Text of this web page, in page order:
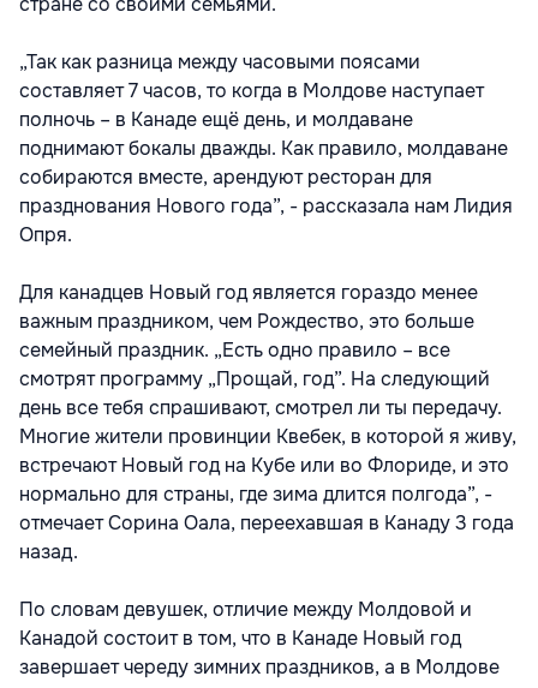
„Так как разница между часовыми поясами
составляет 7 часов, то когда в Молдове наступает
полночь – в Канаде ещё день, и молдаване
поднимают бокалы дважды. Как правило, молдаване
собираются вместе, арендуют ресторан для
празднования Нового года”, - рассказала нам Лидия
Опря.
Для канадцев Новый год является гораздо менее
важным праздником, чем Рождество, это больше
семейный праздник. „Есть одно правило – все
смотрят программу „Прощай, год”. На следующий
день все тебя спрашивают, смотрел ли ты передачу.
Многие жители провинции Квебек, в которой я живу,
встречают Новый год на Кубе или во Флориде, и это
нормально для страны, где зима длится полгода”, -
отмечает Сорина Оала, переехавшая в Канаду 3 года
назад.
По словам девушек, отличие между Молдовой и
Канадой состоит в том, что в Канаде Новый год
завершает череду зимних праздников, а в Молдове